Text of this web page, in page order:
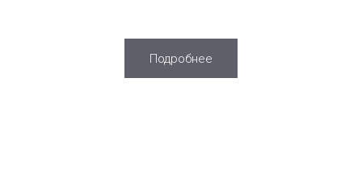
Подробнее